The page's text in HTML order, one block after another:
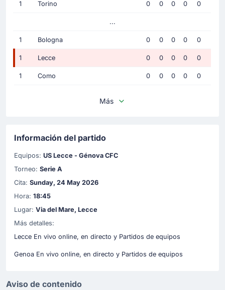
1 Torino 0 0 0 0 0
...
1 Bologna 0 0 0 0 0
1 Lecce 0 0 0 0 0
1 Como 0 0 0 0 0
Más
Información del partido
Equipos: US Lecce - Génova CFC
Torneo: Serie A
Cita: Sunday, 24 May 2026
Hora: 18:45
Lugar: Via del Mare, Lecce
Más detalles:
Lecce En vivo online, en directo y Partidos de equipos
Genoa En vivo online, en directo y Partidos de equipos
Aviso de contenido